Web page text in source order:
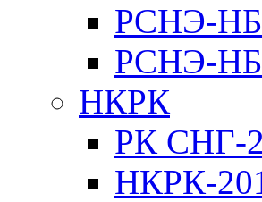
РСНЭ-
РСНЭ-
НКРК
РК СНГ-
НКРК-